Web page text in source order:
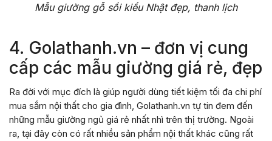
Mẫu giường gỗ sồi kiểu Nhật đẹp, thanh lịch
4. Golathanh.vn – đơn vị cung
cấp các mẫu giường giá rẻ, đẹp
Ra đời với mục đích là giúp người dùng tiết kiệm tối đa chi phí
mua sắm nội thất cho gia đình, Golathanh.vn tự tin đem đến
những mẫu giường ngủ giá rẻ nhất nhì trên thị trường. Ngoài
ra, tại đây còn có rất nhiều sản phẩm nội thất khác cũng rất